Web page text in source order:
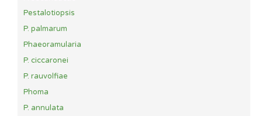
Pestalotiopsis
P. palmarum
Phaeoramularia
P. ciccaronei
P. rauvolfiae
Phoma
P. annulata